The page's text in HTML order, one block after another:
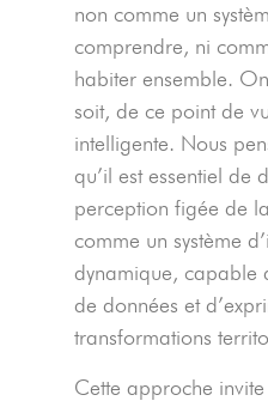
non comme un
comprendre, ni
habiter ensemble.
soit, de ce point de
intelligente. Nous
qu’il est essentiel de
perception figée de
comme un système
dynamique, capable
de données et
transformations
Cette approche